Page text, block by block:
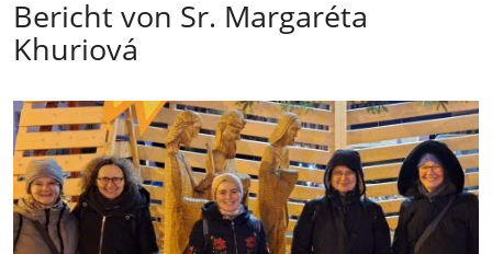
Bericht von Sr. Margaréta
Khuriová